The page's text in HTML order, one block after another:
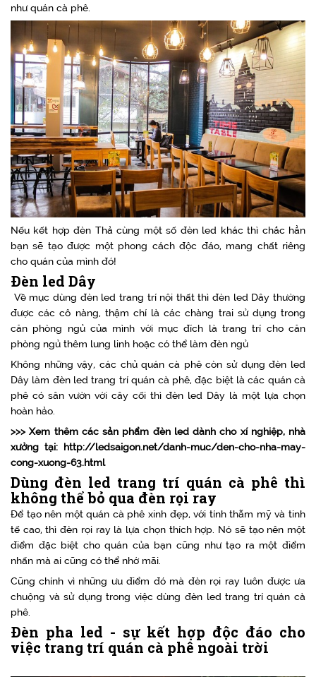
như quán cà phê.
Nếu kết hợp đèn Thả cùng một số đèn led khác thì chắc hẳn
bạn sẽ tạo được một phong cách độc đáo, mang chất riêng
cho quán của mình đó!
Đèn led Dây
Về mục dùng đèn led trang trí nội thất thì đèn led Dây thường
được các cô nàng, thậm chí là các chàng trai sử dụng trong
căn phòng ngủ của mình với mục đích là trang trí cho căn
phòng ngủ thêm lung linh hoặc có thể làm đèn ngủ
Không những vậy, các chủ quán cà phê còn sử dụng đèn led
Dây làm đèn led trang trí quán cà phê, đặc biệt là các quán cà
phê có sân vườn với cây cối thì đèn led Dây là một lựa chọn
hoàn hảo.
>>> Xem thêm các sản phẩm đèn led dành cho xí nghiệp, nhà
xưởng tại: http://ledsaigon.net/danh-muc/den-cho-nha-may-
cong-xuong-63.html
Dùng đèn led trang trí quán cà phê thì
không thể bỏ qua đèn rọi ray
Để tạo nên một quán cà phê xinh đẹp, với tính thẫm mỹ và tinh
tế cao, thì đèn rọi ray là lựa chọn thích hợp. Nó sẽ tạo nên một
điểm đặc biệt cho quán của bạn cũng như tạo ra một điểm
nhấn mà ai cũng có thể nhớ mãi.
Cũng chính vì những ưu điểm đó mà đèn rọi ray luôn được ưa
chuộng và sử dụng trong việc dùng đèn led trang trí quán cà
phê.
Đèn pha led - sự kết hợp độc đáo cho
việc trang trí quán cà phê ngoài trời